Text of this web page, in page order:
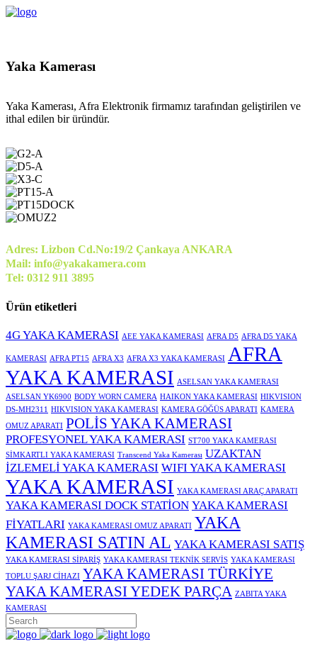
Yaka Kamerası
Yaka Kamerası, Afra Elektronik firmamız tarafından geliştirilen ve
ithal edilen bir üründür.
Adres: Lizbon Cd.No:19/2 Çankaya ANKARA
Mail: info@yakakamera.com
Tel: 0312 911 3895
Ürün etiketleri
4G YAKA KAMERASI AEE YAKA KAMERASI AFRA D5 AFRA D5 YAKA
KAMERASI AFRA PT15 AFRA X3 AFRA X3 YAKA KAMERASI AFRA
YAKA KAMERASI ASELSAN YAKA KAMERASI
ASELSAN YK6900 BODY WORN CAMERA HAIKON YAKA KAMERASI HIKVISION
DS-MH2311
HIKVISION YAKA KAMERASI KAMERA GÖĞÜS APARATI KAMERA
OMUZ APARATI POLİS YAKA KAMERASI
PROFESYONEL YAKA KAMERASI ST700 YAKA KAMERASI
SİMKARTLI YAKA KAMERASI Transcend Yaka Kamerası UZAKTAN
İZLEMELİ YAKA KAMERASI WIFI YAKA KAMERASI
YAKA KAMERASI YAKA KAMERASI ARAÇ APARATI
YAKA KAMERASI DOCK STATİON YAKA KAMERASI
FİYATLARI YAKA KAMERASI OMUZ APARATI YAKA
KAMERASI SATIN AL YAKA KAMERASI SATIŞ
YAKA KAMERASI SİPARİŞ YAKA KAMERASI TEKNİK SERVİS YAKA KAMERASI
TOPLU ŞARJ CİHAZI YAKA KAMERASI TÜRKİYE
YAKA KAMERASI YEDEK PARÇA ZABITA YAKA
KAMERASI